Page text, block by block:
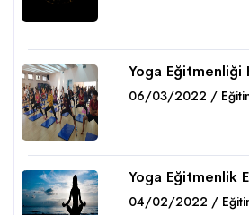
Yoga Eğitmenliği
06/03/2022 /
Yoga Eğitmenlik
04/02/2022 /